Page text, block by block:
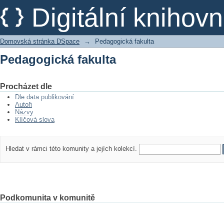
Digitální
Pedagogická fakulta
Domovská stránka DSpace → Pedagogická fakulta
Pedagogická fakulta
Procházet dle
Dle data publikování
Autoři
Názvy
Klíčová slova
Hledat v rámci této komunity a jejích kolekcí.
Podkomunita v komunitě